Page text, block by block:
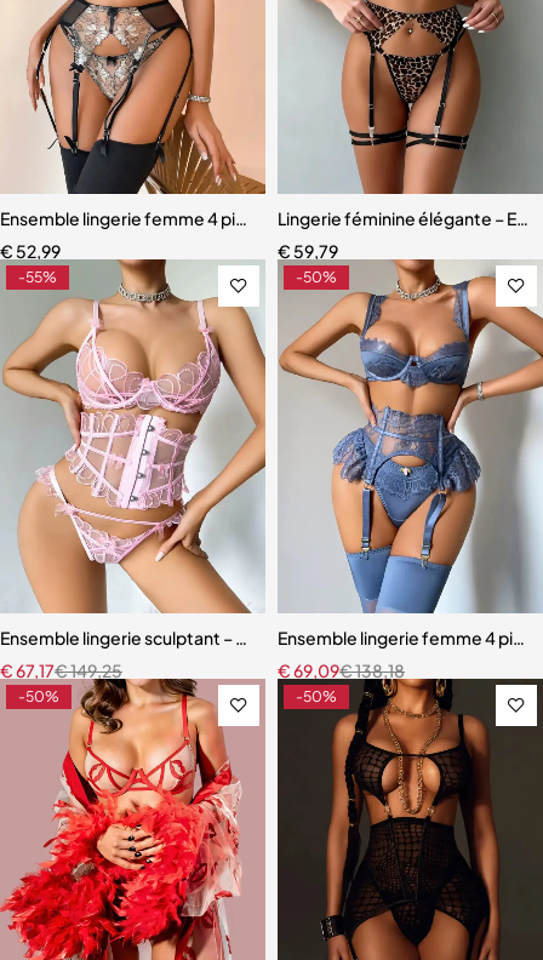
Ensemble lingerie femme 4 pièces – Maille brodée sculptante
€ 52,99
Lingerie féminine élégante –
€ 59,79
-55%
Ensemble lingerie sculptant – Taille ajustée et broderie florale
€149,25
€67,17
-50%
Ensemble lingerie femme 4
€138,18
€69,09
-50% -50%